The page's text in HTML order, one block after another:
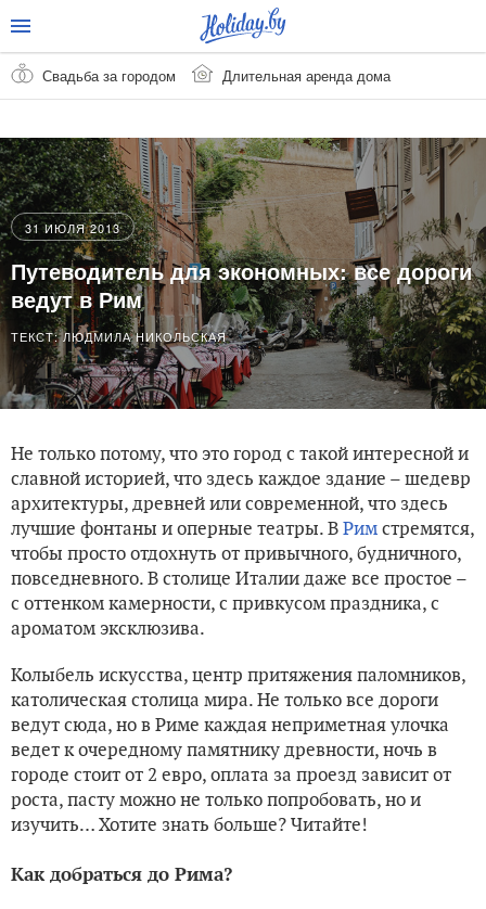
Свадьба за городом Длительная аренда дома
31 ИЮЛЯ 2013
Путеводитель для экономных: все дороги
ведут в Рим
ТЕКСТ: ЛЮДМИЛА НИКОЛЬСКАЯ
Не только потому, что это город с такой интересной и
славной историей, что здесь каждое здание – шедевр
архитектуры, древней или современной, что здесь
лучшие фонтаны и оперные театры. ВРимстремятся,
чтобы просто отдохнуть от привычного, будничного,
повседневного. В столице Италии даже все простое –
с оттенком камерности, с привкусом праздника, с
ароматом эксклюзива.
Колыбель искусства, центр притяжения паломников,
католическая столица мира. Не только все дороги
ведут сюда, но в Риме каждая неприметная улочка
ведет к очередному памятнику древности, ночь в
городе стоит от 2 евро, оплата за проезд зависит от
роста, пасту можно не только попробовать, но и
изучить… Хотите знать больше? Читайте!
Как добраться до Рима?